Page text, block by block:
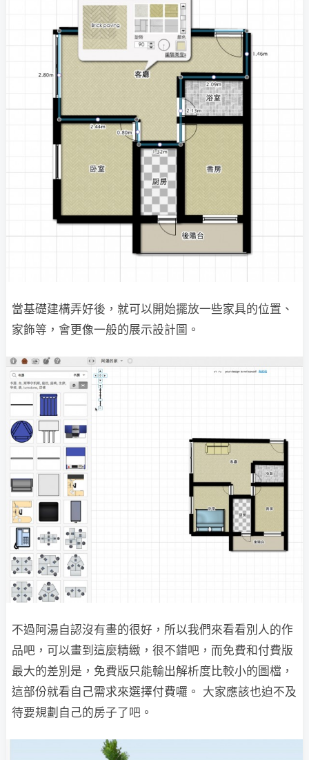
當基礎建構弄好後，就可以開始擺放一些家具的位置、
家飾等，會更像一般的展示設計圖。
不過阿湯自認沒有畫的很好，所以我們來看看別人的作
品吧，可以畫到這麼精緻，很不錯吧，而免費和付費版
最大的差別是，免費版只能輸出解析度比較小的圖檔，
這部份就看自己需求來選擇付費囉。 大家應該也迫不及
待要規劃自己的房子了吧。